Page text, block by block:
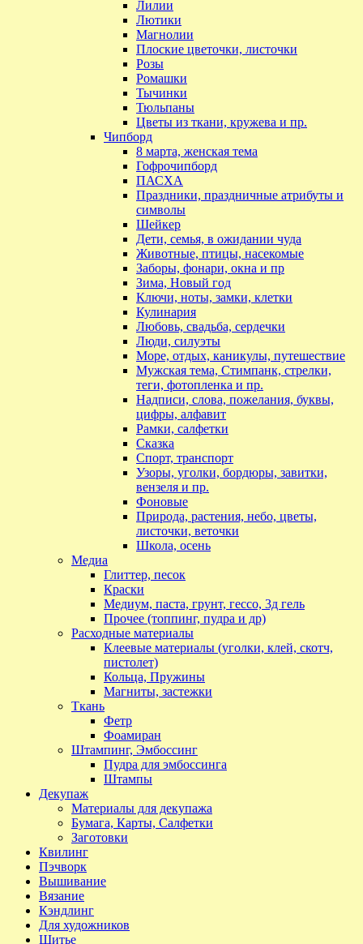
Лилии
Лютики
Магнолии
Плоские цветочки, листочки
Розы
Ромашки
Тычинки
Тюльпаны
Цветы из ткани, кружева и пр.
Чипборд
8 марта, женская тема
Гофрочипборд
ПАСХА
Праздники, праздничные атрибуты и
символы
Шейкер
Дети, семья, в ожидании чуда
Животные, птицы, насекомые
Заборы, фонари, окна и пр
Зима, Новый год
Ключи, ноты, замки, клетки
Кулинария
Любовь, свадьба, сердечки
Люди, силуэты
Море, отдых, каникулы, путешествие
Мужская тема, Стимпанк, стрелки,
теги, фотопленка и пр.
Надписи, слова, пожелания, буквы,
цифры, алфавит
Рамки, салфетки
Сказка
Спорт, транспорт
Узоры, уголки, бордюры, завитки,
вензеля и пр.
Фоновые
Природа, растения, небо, цветы,
листочки, веточки
Школа, осень
Медиа
Глиттер, песок
Краски
Медиум, паста, грунт, гессо, 3д гель
Прочее (топпинг, пудра и др)
Расходные материалы
Клеевые материалы (уголки, клей, скотч,
пистолет)
Кольца, Пружины
Магниты, застежки
Ткань
Фетр
Фоамиран
Штампинг, Эмбоссинг
Пудра для эмбоссинга
Штампы
Декупаж
Материалы для декупажа
Бумага, Карты, Салфетки
Заготовки
Квилинг
Пэчворк
Вышивание
Вязание
Кэндлинг
Для художников
Шитье